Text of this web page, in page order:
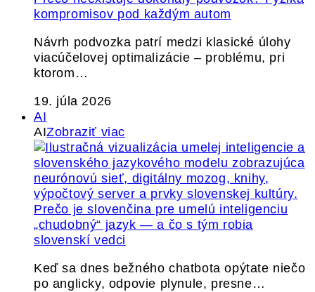
kompromisov pod každým autom
Návrh podvozka patrí medzi klasické úlohy
viacúčelovej optimalizácie – problému, pri
ktorom…
19. júla 2026
AI
AIZobraziť viac
Prečo je slovenčina pre umelú inteligenciu
„chudobný“ jazyk — a čo s tým robia
slovenskí vedci
Keď sa dnes bežného chatbota opýtate niečo
po anglicky, odpovie plynule, presne…